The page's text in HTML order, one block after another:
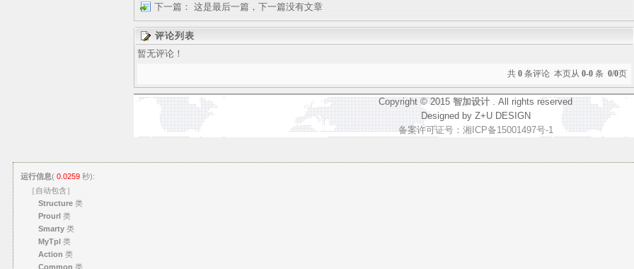
下一篇： 这是最后一篇，下一篇没有文章
评论列表
暂无评论！
共 0 条评论 本页从 0-0 条 0/0页
Copyright © 2015 智加设计 . All rights reserved
Designed by Z+U DESIGN
备案许可证号：湘ICP备15001497号-1
运行信息( 0.0259 秒):
［自动包含］
Structure 类
Prourl 类
Smarty 类
MyTpl 类
Action 类
Common 类